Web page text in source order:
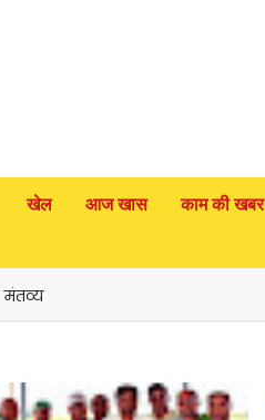
खेल आज खास काम की खबर
मंतव्य